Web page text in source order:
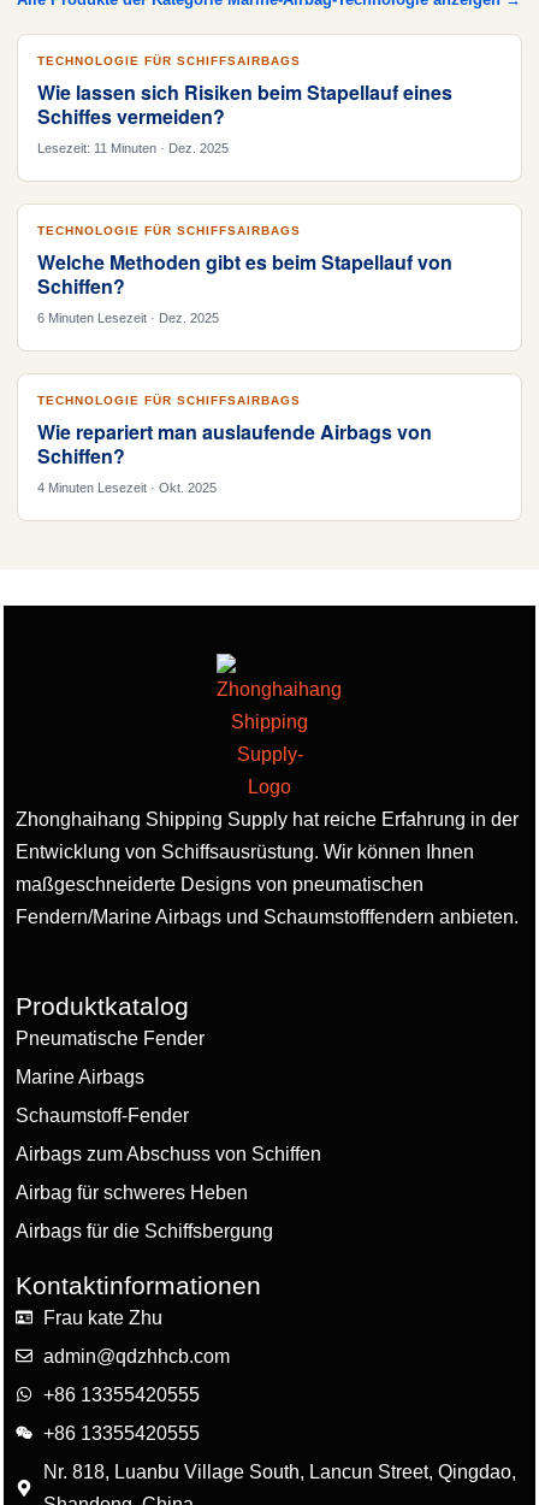
TECHNOLOGIE FÜR SCHIFFSAIRBAGS
Wie lassen sich Risiken beim Stapellauf eines
Schiffes vermeiden?
Lesezeit: 11 Minuten · Dez. 2025
TECHNOLOGIE FÜR SCHIFFSAIRBAGS
Welche Methoden gibt es beim Stapellauf von
Schiffen?
6 Minuten Lesezeit · Dez. 2025
TECHNOLOGIE FÜR SCHIFFSAIRBAGS
Wie repariert man auslaufende Airbags von
Schiffen?
4 Minuten Lesezeit · Okt. 2025
Zhonghaihang Shipping Supply hat reiche Erfahrung in der
Entwicklung von Schiffsausrüstung. Wir können Ihnen
maßgeschneiderte Designs von pneumatischen
Fendern/Marine Airbags und Schaumstofffendern anbieten.
Produktkatalog
Pneumatische Fender
Marine Airbags
Schaumstoff-Fender
Airbags zum Abschuss von Schiffen
Airbag für schweres Heben
Airbags für die Schiffsbergung
Kontaktinformationen
Frau kate Zhu
admin@qdzhhcb.com
+86 13355420555
+86 13355420555
Nr. 818, Luanbu Village South, Lancun Street, Qingdao,